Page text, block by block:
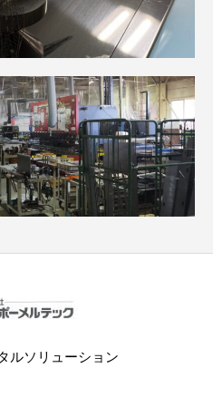
ルソリューション